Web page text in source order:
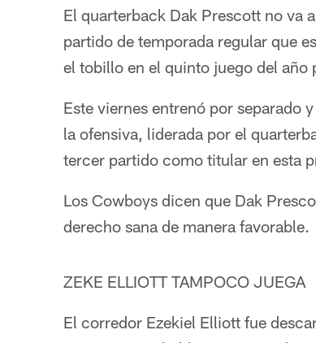
El quarterback Dak Prescott no va
partido de temporada regular que
el tobillo en el quinto juego del año
Este viernes entrenó por separado
la ofensiva, liderada por el
tercer partido como titular en esta
Los Cowboys dicen que Dak
derecho sana de manera favorable.
ZEKE ELLIOTT TAMPOCO JUEGA
El corredor Ezekiel Elliott fue